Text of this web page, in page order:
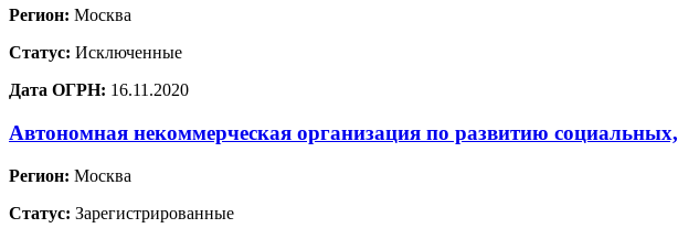
Регион: Москва
Статус: Исключенные
Дата ОГРН: 16.11.2020
Автономная некоммерческая организация по развитию
Регион: Москва
Статус: Зарегистрированные